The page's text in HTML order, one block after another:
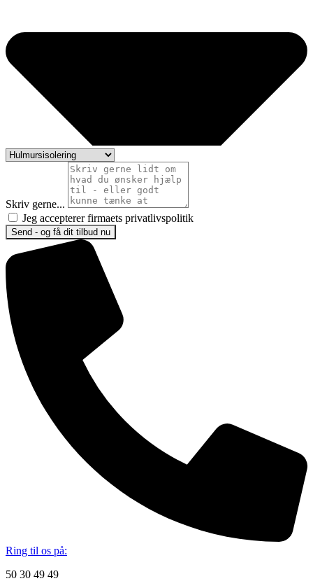
Skriv gerne...
Jeg accepterer firmaets privatlivspolitik
Send - og få dit tilbud nu
Ring til os på:
50 30 49 49